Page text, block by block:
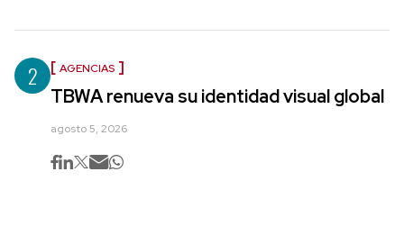
2 AGENCIAS
TBWA renueva su identidad visual global
agosto 5, 2026